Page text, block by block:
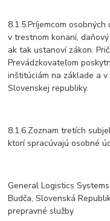
8.1.5.Príjemcom
v trestnom konaní,
ak tak ustanoví zákon.
Prevádzkovateľom
inštitúciám na základe a
Slovenskej republiky.
8.1.6.Zoznam tretích
ktorí spracúvajú osobné
General Logistics
Budča, Slovenská
prepravné služby